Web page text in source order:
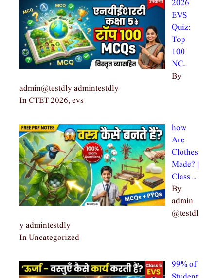
2026
EVS
Quiz:
Top
100
NC…
By
admin@testdly admintestdly
In CTET 2026, evs
how
Are
Clothes
Made? |
Class …
By
admin
@testdl
y admintestdly
In Uncategorized
99% of